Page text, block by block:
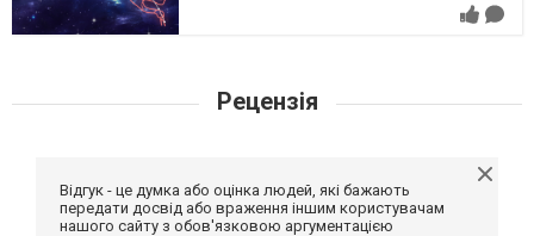
Рецензія
Відгук - це думка або оцінка людей, які бажають
передати досвід або враження іншим користувачам
нашого сайту з обов'язковою аргументацією